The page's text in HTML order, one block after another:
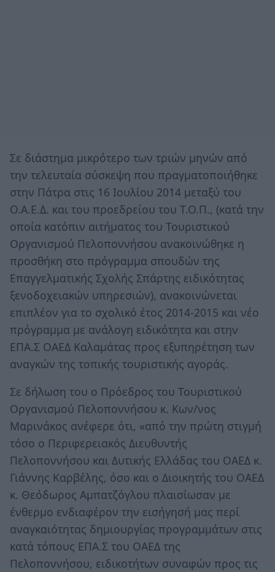
Σε διάστημα μικρότερο των τριών μηνών από
την τελευταία σύσκεψη που πραγματοποιήθηκε
στην Πάτρα στις 16 Ιουλίου 2014 μεταξύ του
Ο.Α.Ε.Δ. και του προεδρείου του Τ.Ο.Π., (κατά την
οποία κατόπιν αιτήματος του Τουριστικού
Οργανισμού Πελοποννήσου ανακοινώθηκε η
προσθήκη στο πρόγραμμα σπουδών της
Επαγγελματικής Σχολής Σπάρτης ειδικότητας
ξενοδοχειακών υπηρεσιών), ανακοινώνεται
επιπλέον για το σχολικό έτος 2014-2015 και νέο
πρόγραμμα με ανάλογη ειδικότητα και στην
ΕΠΑ.Σ ΟΑΕΔ Καλαμάτας προς εξυπηρέτηση των
αναγκών της τοπικής τουριστικής αγοράς.
Σε δήλωση του ο Πρόεδρος του Τουριστικού
Οργανισμού Πελοποννήσου κ. Κων/νος
Μαρινάκος ανέφερε ότι, «από την πρώτη στιγμή
τόσο ο Περιφερειακός Διευθυντής
Πελοποννήσου και Δυτικής Ελλάδας του ΟΑΕΔ κ.
Γιάννης Καρβέλης, όσο και ο Διοικητής του ΟΑΕΔ
κ. Θεόδωρος Αμπατζόγλου πλαισίωσαν με
ένθερμο ενδιαφέρον την εισήγησή μας περί
αναγκαιότητας δημιουργίας προγραμμάτων στις
κατά τόπους ΕΠΑ.Σ του ΟΑΕΔ της
Πελοποννήσου, ειδικοτήτων συναφών προς τις